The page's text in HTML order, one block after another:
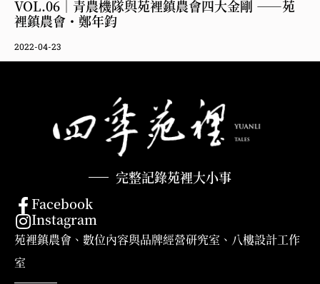
VOL.06｜青農機隊與苑裡鎮農會四大金剛 ——苑
裡鎮農會・鄭年鈞
2022-04-23
完整記錄苑裡大小事
Facebook
Instagram
苑裡鎮農會、數位內容與品牌經營研究室、八樓設計工作
室